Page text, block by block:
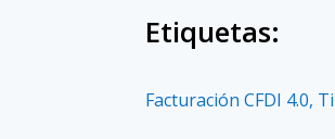
Etiquetas:
Facturación CFDI 4.0,